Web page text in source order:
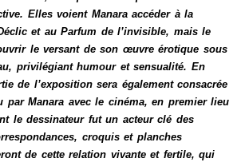
Elles voient Manara accéder à la
et au Parfum de l’invisible, mais le
le versant de son œuvre érotique sous
privilégiant humour et sensualité. En
de l’exposition sera également consacrée
par Manara avec le cinéma, en premier lieu
le dessinateur fut un acteur clé des
croquis et planches
de cette relation vivante et fertile, qui